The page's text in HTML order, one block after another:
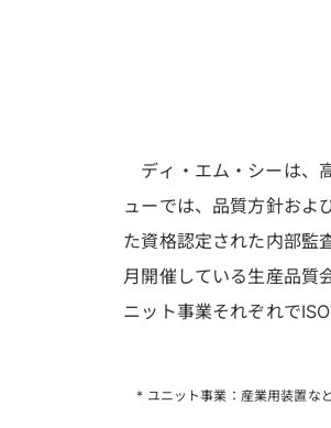
ディ・エム・シーは、
ューでは、品質方針およ
た資格認定された内部監
月開催している生産品質
ニット事業それぞれで
* ユニット事業：産業用装置な